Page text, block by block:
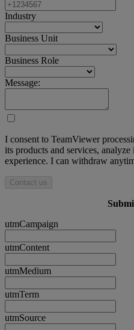
Industry
Business Unit
Business Role
Message:
I consent to TeamViewer
its products and services,
experience. I can withdraw
Contact us
utmCampaign
utmContent
utmMedium
utmTerm
utmSource